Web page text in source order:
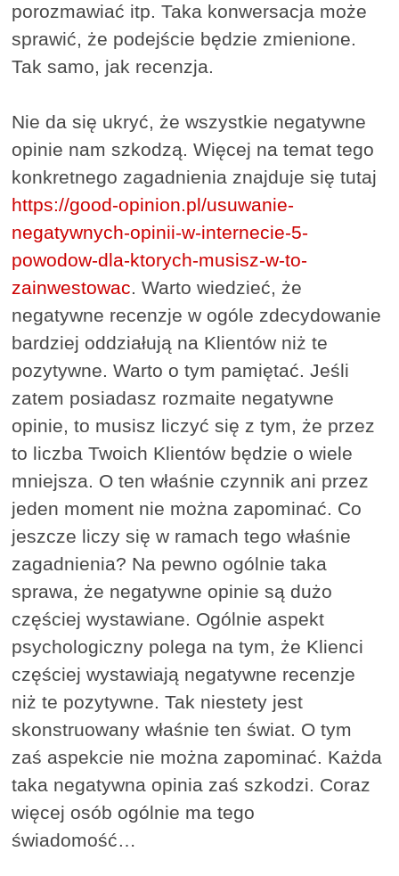
porozmawiać itp. Taka konwersacja może
sprawić, że podejście będzie zmienione.
Tak samo, jak recenzja.
Nie da się ukryć, że wszystkie negatywne
opinie nam szkodzą. Więcej na temat tego
konkretnego zagadnienia znajduje się tutaj
https://good-opinion.pl/usuwanie-
negatywnych-opinii-w-internecie-5-
powodow-dla-ktorych-musisz-w-to-
zainwestowac. Warto wiedzieć, że
negatywne recenzje w ogóle zdecydowanie
bardziej oddziałują na Klientów niż te
pozytywne. Warto o tym pamiętać. Jeśli
zatem posiadasz rozmaite negatywne
opinie, to musisz liczyć się z tym, że przez
to liczba Twoich Klientów będzie o wiele
mniejsza. O ten właśnie czynnik ani przez
jeden moment nie można zapominać. Co
jeszcze liczy się w ramach tego właśnie
zagadnienia? Na pewno ogólnie taka
sprawa, że negatywne opinie są dużo
częściej wystawiane. Ogólnie aspekt
psychologiczny polega na tym, że Klienci
częściej wystawiają negatywne recenzje
niż te pozytywne. Tak niestety jest
skonstruowany właśnie ten świat. O tym
zaś aspekcie nie można zapominać. Każda
taka negatywna opinia zaś szkodzi. Coraz
więcej osób ogólnie ma tego
świadomość…